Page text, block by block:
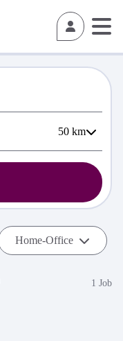
50 km
Home-Office
1 Job